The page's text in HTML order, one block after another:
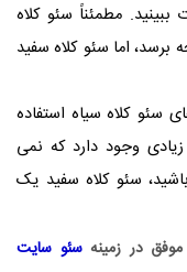
مطمئناً سئو کلاه
اما سئو کلاه سفید
سئو کلاه سیاه استفاده
وجود دارد که نمی
سئو کلاه سفید یک
موفق در زمینهسئو سایت